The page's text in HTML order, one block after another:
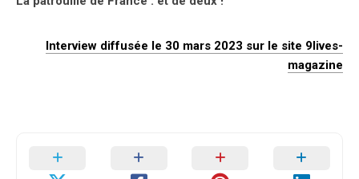
Interview diffusée le 30 mars 2023 sur le site 9lives-
magazine